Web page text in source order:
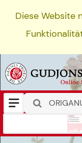
Diese Website